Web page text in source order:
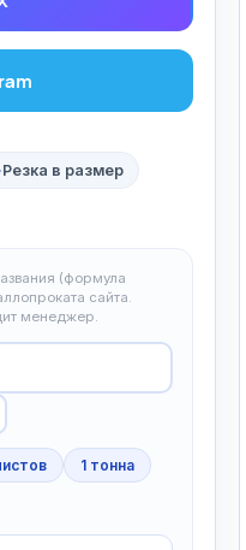
Резка в размер
(формула
сайта.
менеджер.
1 тонна